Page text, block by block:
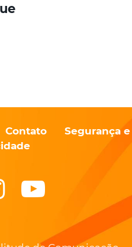
Contato
Segurança e